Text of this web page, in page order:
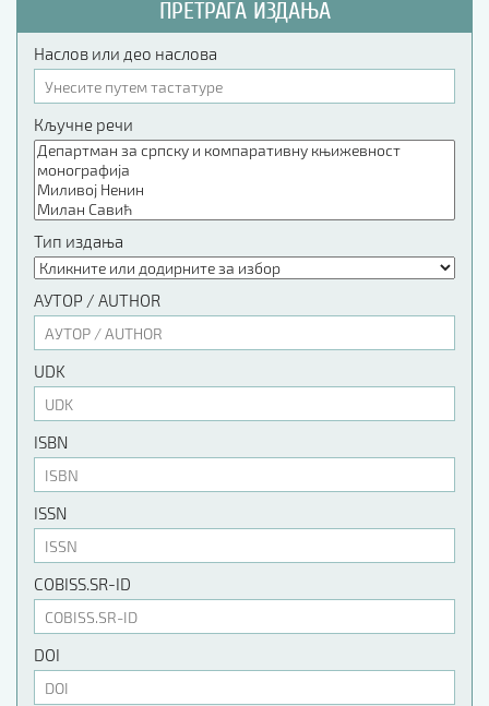
ПРЕТРАГА ИЗДАЊА
Наслов или део наслова
Кључне речи
Тип издања
АУТОР / AUTHOR
UDK
ISBN
ISSN
COBISS.SR-ID
DOI